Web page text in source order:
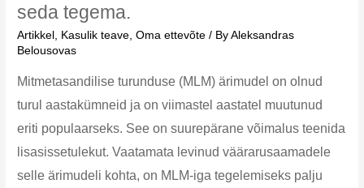
seda tegema.
Artikkel , Kasulik teave,Oma ettevõte / ByAleksandras
Belousovas
Mitmetasandilise turunduse (MLM) ärimudel on olnud
turul aastakümneid ja on viimastel aastatel muutunud
eriti populaarseks. See on suurepärane võimalus teenida
lisasissetulekut. Vaatamata levinud väärarusaamadele
selle ärimudeli kohta, on MLM-iga tegelemiseks palju